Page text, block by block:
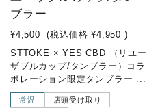
ブラー
¥4,500 (税込価格 ¥4,950 )
STTOKE × YES CBD （リユー
ザブルカップ/タンブラー）コラ
ボレーション限定タンブラー ...
常温
店頭受け取り